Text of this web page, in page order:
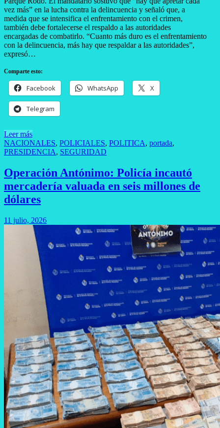
vez más” en la lucha contra la delincuencia y señaló que, a
medida que se intensifica el enfrentamiento con el crimen,
también debe fortalecerse el respaldo a las autoridades
encargadas de combatirlo. “Cuanto más duro es el enfrentamiento
con la delincuencia, más hay que respaldar a las autoridades”,
expresó…
Comparte esto:
Facebook WhatsApp X
Telegram
Leer más
NACIONALES, POLICIALES, POLITICA, portada,
PRESIDENCIA, SEGURIDAD
Operación Antónimo: Policía incautó
mercadería valuada en seis millones de
dólares
11 julio, 2026